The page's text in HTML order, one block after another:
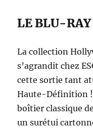
LE BLU-RAY
La collection
s’agrandit chez
cette sortie tant
Haute-Définition !
boîtier classique
un surétui